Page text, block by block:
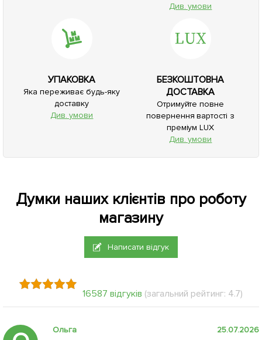
Див. умови
УПАКОВКА
Яка переживає будь-яку
доставку
Див. умови
БЕЗКОШТОВНА
ДОСТАВКА
Отримуйте повне
повернення вартості з
преміум LUX
Див. умови
Думки наших клієнтів про роботу
магазину
Написати відгук
16587 відгуків (загальний рейтинг: 4.7)
Ольга 25.07.2026